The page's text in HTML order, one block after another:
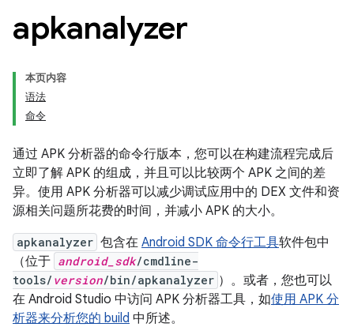
apkanalyzer
本页内容
语法
命令
通过 APK 分析器的命令行版本，您可以在构建流程完成后
立即了解 APK 的组成，并且可以比较两个 APK 之间的差
异。使用 APK 分析器可以减少调试应用中的 DEX 文件和资
源相关问题所花费的时间，并减小 APK 的大小。
apkanalyzer 包含在 Android SDK 命令行工具软件包中
（位于 android_sdk/cmdline-
tools/ version/bin/apkanalyzer ）。或者，您也可以
在 Android Studio 中访问 APK 分析器工具，如使用 APK 分
析器来分析您的 build 中所述。